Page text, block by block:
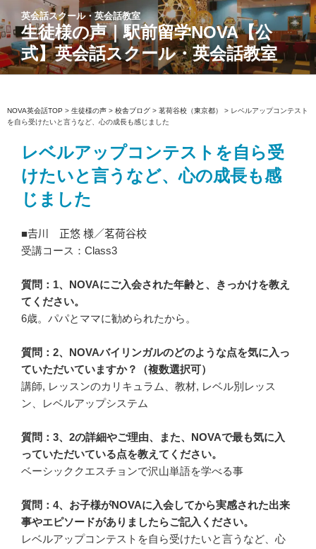
ン
テ
ン
ツ
ス
キ
英会話スクール・英会話教室
生徒様の声｜駅前留学NOVA【公
式】英会話スクール・英会話教室
NOVA英会話TOP > 生徒様の声 > 校舎ブログ > 茗荷谷校（東京都） > レベルアップコンテスト
を自ら受けたいと言うなど、心の成長も感じました
レベルアップコンテストを自ら受
けたいと言うなど、心の成長も感
じました
■𠮷川 正悠 様／茗荷谷校
受講コース：Class3
質問：1、NOVAにご入会された年齢と、きっかけを教え
てください。
6歳。パパとママに勧められたから。
質問：2、NOVAバイリンガルのどのような点を気に入っ
ていただいていますか？（複数選択可）
講師, レッスンのカリキュラム、教材, レベル別レッス
ン、レベルアップシステム
質問：3、2の詳細やご理由、また、NOVAで最も気に入
っていただいている点を教えてください。
ベーシッククエスチョンで沢山単語を学べる事
質問：4、お子様がNOVAに入会してから実感された出来
事やエピソードがありましたらご記入ください。
レベルアップコンテストを自ら受けたいと言うなど、心